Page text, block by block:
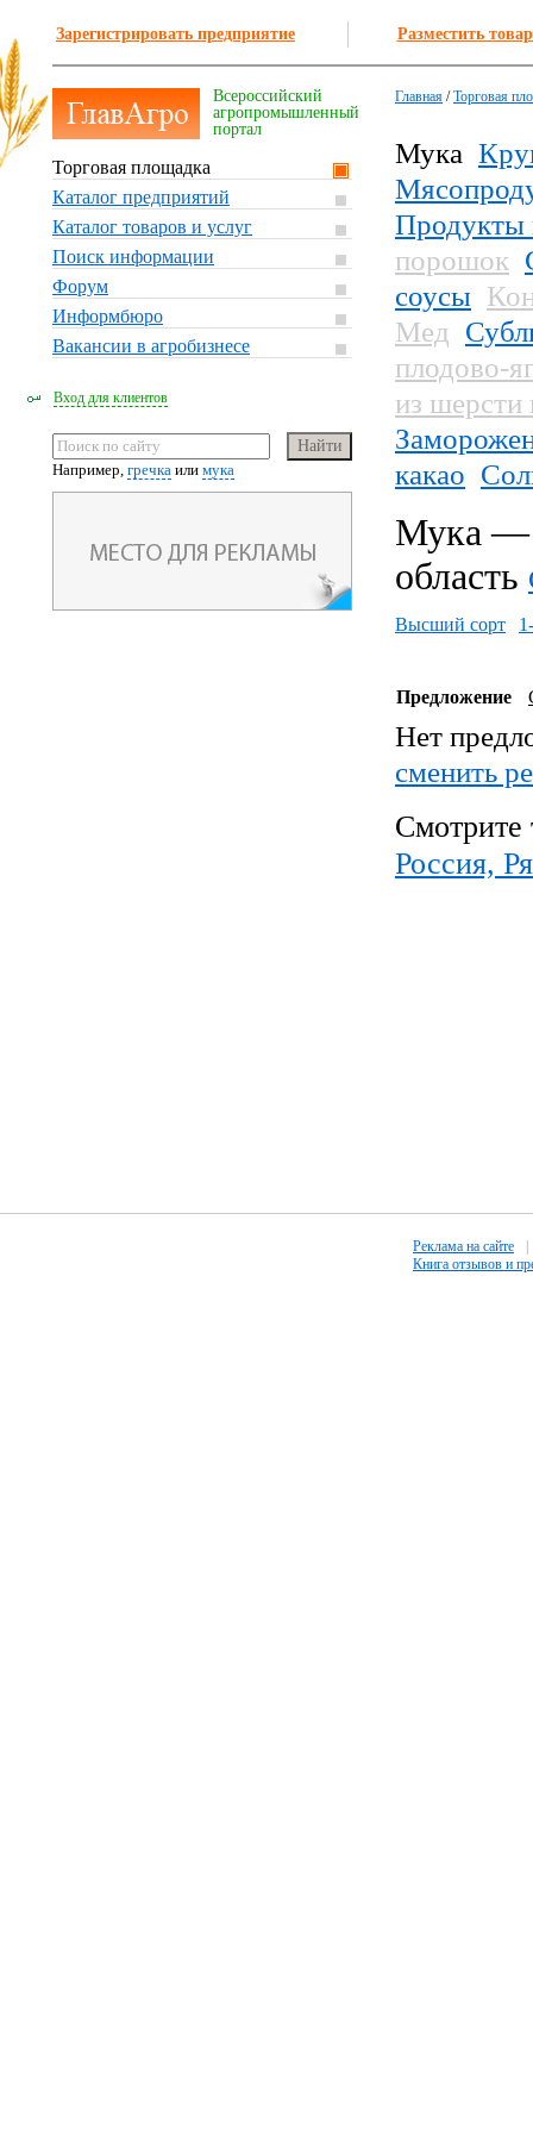
Зарегистрировать предприятие Разместить
Всероссийский
агропромышленный
портал
Торговая площадка
Каталог предприятий
Каталог товаров и услуг
Поиск информации
Форум
Информбюро
Вакансии в агробизнесе
Вход для клиентов
Например, гречка или мука
Главная /Торговая
Мука
Продукты
порошок
соусы
Мед
плодово-
из
какао
Мука —
область
Высший сорт
Предложение
Нет
cменить
Смотрите
Россия,
Реклама на сайте
Книга отзывов и